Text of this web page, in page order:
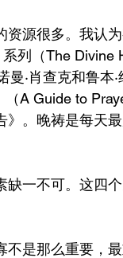
源很多。我认
列（The
·肖查克和鲁本
A Guide to
。晚祷是每天
一不可。这四
是那么重要，